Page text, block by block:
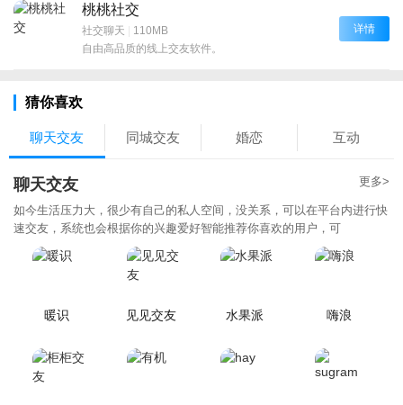
桃桃社交
社交聊天 | 110MB
自由高品质的线上交友软件。
详情
猜你喜欢
聊天交友 同城交友 婚恋 互动
聊天交友 更多>
如今生活压力大，很少有自己的私人空间，没关系，可以在平台内进行快
速交友，系统也会根据你的兴趣爱好智能推荐你喜欢的用户，可
暖识 见见交友 水果派 嗨浪